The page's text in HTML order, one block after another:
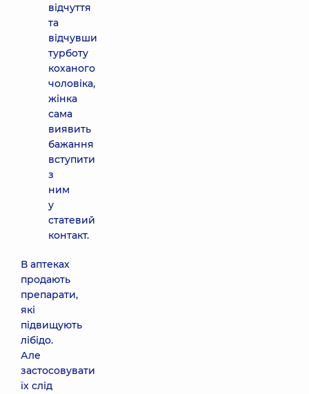
відчуття
та
відчувши
турботу
коханого
чоловіка,
жінка
сама
виявить
бажання
вступити
з
ним
у
статевий
контакт.
В аптеках
продають
препарати,
які
підвищують
лібідо.
Але
застосовувати
їх слід